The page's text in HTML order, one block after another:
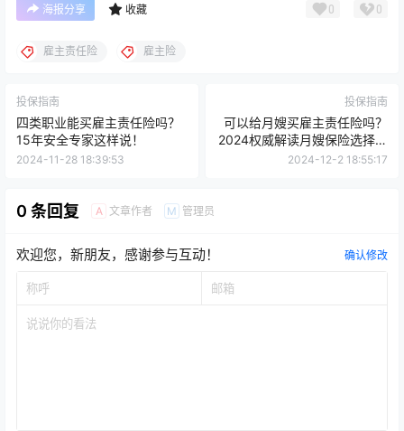
海报分享 收藏 0 0
雇主责任险 雇主险
投保指南
四类职业能买雇主责任险吗？
15年安全专家这样说！
2024-11-28 18:39:53
投保指南
可以给月嫂买雇主责任险吗？
2024权威解读月嫂保险选择指
南
2024-12-2 18:55:17
0 条回复 A 文章作者 M 管理员
欢迎您，新朋友，感谢参与互动！ 确认修改